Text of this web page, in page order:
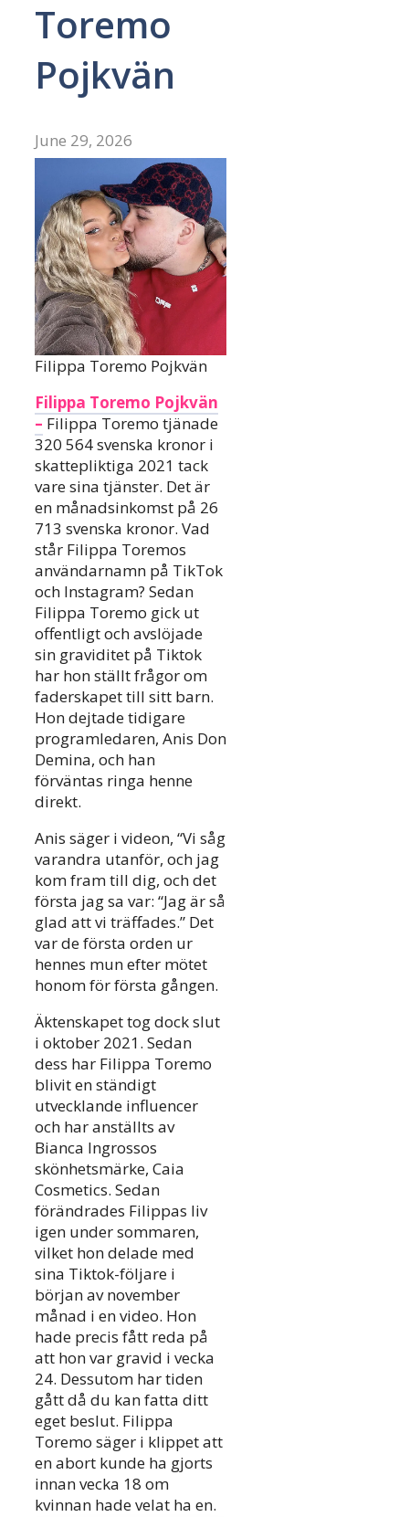
Toremo
Pojkvän
June 29, 2026
Filippa Toremo Pojkvän
Filippa Toremo Pojkvän
– Filippa Toremo tjänade
320 564 svenska kronor i
skattepliktiga 2021 tack
vare sina tjänster. Det är
en månadsinkomst på 26
713 svenska kronor. Vad
står Filippa Toremos
användarnamn på TikTok
och Instagram? Sedan
Filippa Toremo gick ut
offentligt och avslöjade
sin graviditet på Tiktok
har hon ställt frågor om
faderskapet till sitt barn.
Hon dejtade tidigare
programledaren, Anis Don
Demina, och han
förväntas ringa henne
direkt.
Anis säger i videon, “Vi såg
varandra utanför, och jag
kom fram till dig, och det
första jag sa var: “Jag är så
glad att vi träffades.” Det
var de första orden ur
hennes mun efter mötet
honom för första gången.
Äktenskapet tog dock slut
i oktober 2021. Sedan
dess har Filippa Toremo
blivit en ständigt
utvecklande influencer
och har anställts av
Bianca Ingrossos
skönhetsmärke, Caia
Cosmetics. Sedan
förändrades Filippas liv
igen under sommaren,
vilket hon delade med
sina Tiktok-följare i
början av november
månad i en video. Hon
hade precis fått reda på
att hon var gravid i vecka
24. Dessutom har tiden
gått då du kan fatta ditt
eget beslut. Filippa
Toremo säger i klippet att
en abort kunde ha gjorts
innan vecka 18 om
kvinnan hade velat ha en.